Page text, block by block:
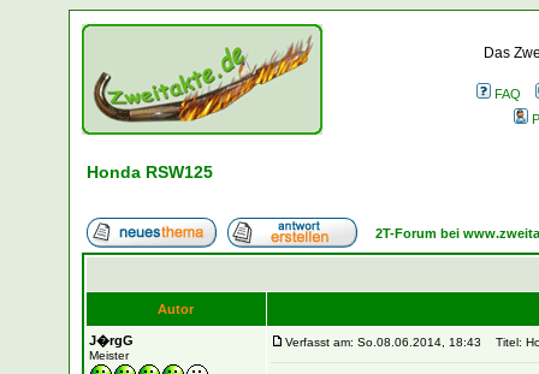
Das
FAQ
Honda RSW125
2T-Forum bei
Autor
J�rgG
Meister
Verfasst am: So.08.06.2014, 18:43 Titel: